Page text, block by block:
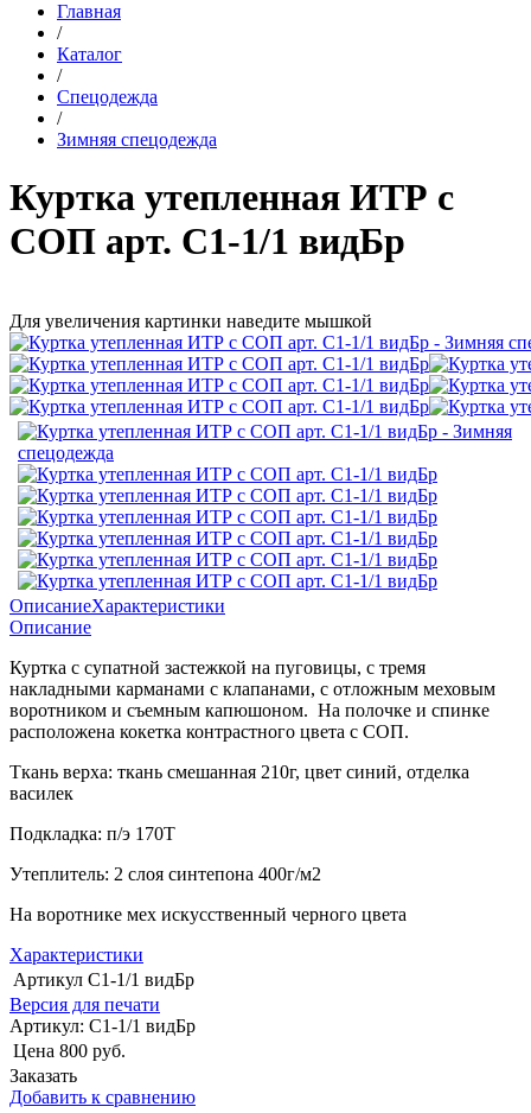
Главная
/
Каталог
/
Спецодежда
/
Зимняя спецодежда
Куртка утепленная ИТР c
СОП арт. С1-1/1 видБр
Для увеличения картинки наведите мышкой
ОписаниеХарактеристики
Описание
Куртка с супатной застежкой на пуговицы, с тремя
накладными карманами с клапанами, с отложным меховым
воротником и съемным капюшоном. На полочке и спинке
расположена кокетка контрастного цвета с СОП.
Ткань верха: ткань смешанная 210г, цвет синий, отделка
василек
Подкладка: п/э 170Т
Утеплитель: 2 слоя синтепона 400г/м2
На воротнике мех искусственный черного цвета
Характеристики
Артикул С1-1/1 видБр
Версия для печати
Артикул: С1-1/1 видБр
Цена 800 руб.
Заказать
Добавить к сравнению